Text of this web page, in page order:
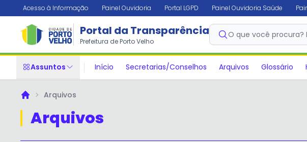
Acesso à Informação Painel Ouvidoria Portal LGPD Painel Ouvidoria Saúde
Portal da Transparência
Prefeitura de Porto Velho
O que você procura?
Assuntos Início Secretarias/Conselhos Arquivos Glossário
PrincipalArquivos
Arquivos
✕